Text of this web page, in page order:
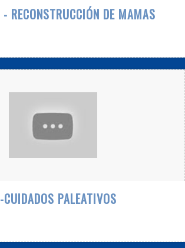
RECONSTRUCCIÓN DE MAMAS
PALEATIVOS